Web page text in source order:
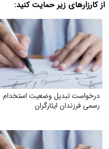
از کارزارهای زیر حمایت کنید:
درخواست تبدیل وضعیت استخدام
رسمی فرزندان ایثارگران